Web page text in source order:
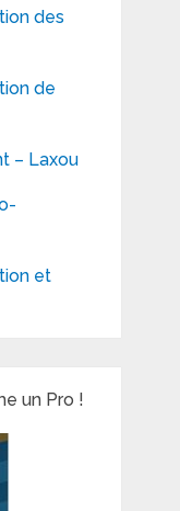
des
de
– Laxou
et
un Pro !